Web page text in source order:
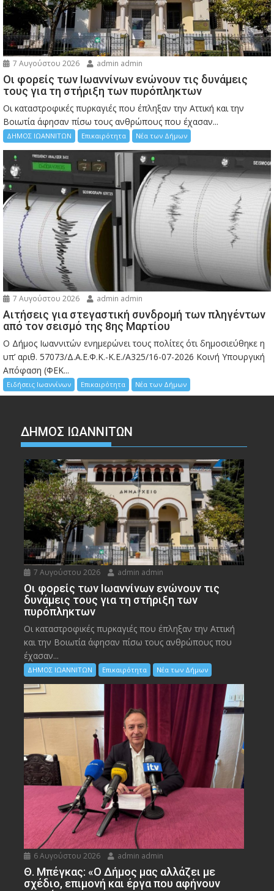
7 Αυγούστου 2026 admin admin
Οι φορείς των Ιωαννίνων ενώνουν τις δυνάμεις
τους για τη στήριξη των πυρόπληκτων
Οι καταστροφικές πυρκαγιές που έπληξαν την Αττική και την
Bοιωτία άφησαν πίσω τους ανθρώπους που έχασαν...
ΔΗΜΟΣ ΙΩΑΝΝΙΤΩΝ Επικαιρότητα Νέα των Δήμων
7 Αυγούστου 2026 admin admin
Αιτήσεις για στεγαστική συνδρομή των πληγέντων
από τον σεισμό της 8ης Μαρτίου
Ο Δήμος Ιωαννιτών ενημερώνει τους πολίτες ότι δημοσιεύθηκε η
υπ’ αριθ. 57073/Δ.Α.Ε.Φ.Κ.-Κ.Ε./Α325/16-07-2026 Κοινή Υπουργική
Απόφαση (ΦΕΚ...
Ειδήσεις Ιωαννίνων Επικαιρότητα Νέα των Δήμων
ΔΗΜΟΣ ΙΩΑΝΝΙΤΩΝ
7 Αυγούστου 2026 admin admin
Οι φορείς των Ιωαννίνων ενώνουν τις
δυνάμεις τους για τη στήριξη των
πυρόπληκτων
Οι καταστροφικές πυρκαγιές που έπληξαν την Αττική
και την Bοιωτία άφησαν πίσω τους ανθρώπους που
έχασαν...
ΔΗΜΟΣ ΙΩΑΝΝΙΤΩΝ Επικαιρότητα Νέα των Δήμων
6 Αυγούστου 2026 admin admin
Θ. Μπέγκας: «Ο Δήμος μας αλλάζει με
σχέδιο, επιμονή και έργα που αφήνουν